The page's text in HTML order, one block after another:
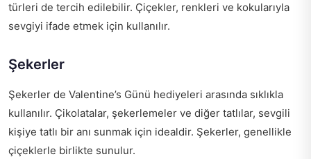
türleri de tercih edilebilir. Çiçekler, renkleri ve kokularıyla
sevgiyi ifade etmek için kullanılır.
Şekerler
Şekerler de Valentine’s Günü hediyeleri arasında sıklıkla
kullanılır. Çikolatalar, şekerlemeler ve diğer tatlılar, sevgili
kişiye tatlı bir anı sunmak için idealdir. Şekerler, genellikle
çiçeklerle birlikte sunulur.